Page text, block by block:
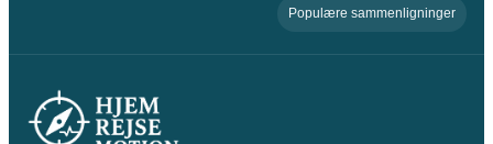
Populære sammenligninger